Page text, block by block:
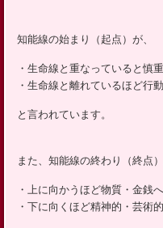
知能線の始まり（起点）が、
・生命線と重なっていると慎
・生命線と離れているほど行
と言われています。
また、知能線の終わり（終点）
・上に向かうほど物質・金銭
・下に向くほど精神的・芸術